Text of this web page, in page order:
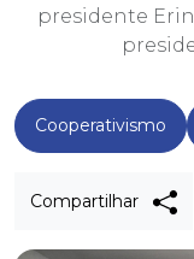
presidente
Cooperativismo
Compartilhar